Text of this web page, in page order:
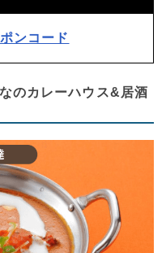
ンコード
のカレーハウス&居酒